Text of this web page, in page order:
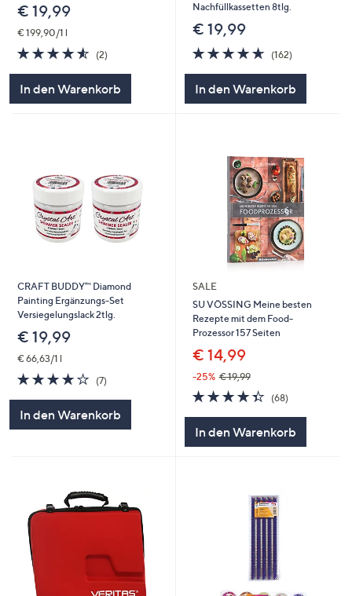
€ 19,99
€ 199,90/1 l
4.5
von
(2)2
In den Warenkorb
Nachfüllkassetten 8tlg.
€ 19,99
4.6
von
(162)162
In den Warenkorb
CRAFT BUDDY™ Diamond
Painting Ergänzungs-Set
Versiegelungslack 2tlg.
€ 19,99
€ 66,63/1 l
4.0
von
5
(7)
In den Warenkorb
SALE
SU VÖSSING Meine besten
Rezepte mit dem Food-
Prozessor 157 Seiten
€ 14,99
-25% € 19,99
4.3
von
(68)68
In den Warenkorb